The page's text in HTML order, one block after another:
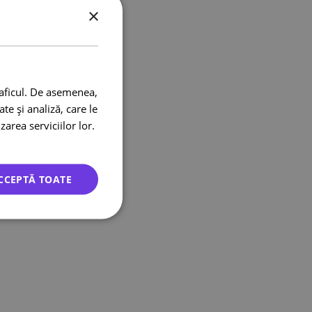
×
De asemenea,
și analiză, care le
serviciilor lor.
TOATE